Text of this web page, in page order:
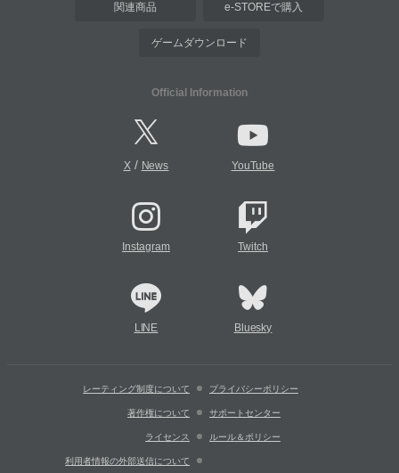
関連商品 e-STOREで購入
ゲームダウンロード
Official Information
X/ News YouTube
Instagram Twitch
LINE Bluesky
レーティング制度について プライバシーポリシー
著作権について サポートセンター
ライセンス ルール＆ポリシー
利用者情報の外部送信について